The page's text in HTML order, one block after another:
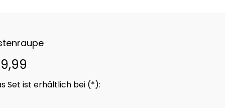
9,99